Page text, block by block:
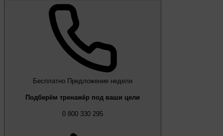
Бесплатно Предложение недели
Подберём тренажёр под ваши цели
0 800 330 295